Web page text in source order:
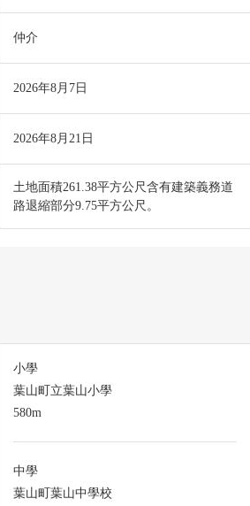
仲介
2026年8月7日
2026年8月21日
土地面積261.38平方公尺含有建築義務道
路退縮部分9.75平方公尺。
小學
葉山町立葉山小學
580m
中學
葉山町葉山中學校